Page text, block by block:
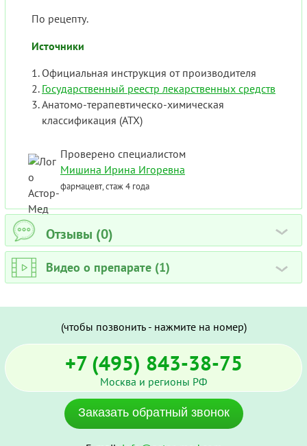
По рецепту.
Источники
Официальная инструкция от производителя
Государственный реестр лекарственных средств
Анатомо-терапевтическо-химическая
классификация (ATX)
Проверено специалистом
Мишина Ирина Игоревна
фармацевт, стаж 4 года
Отзывы (0) ›
Видео о препарате (1) ›
(чтобы позвонить - нажмите на номер)
+7 (495) 843-38-75
Москва и регионы РФ
Заказать обратный звонок